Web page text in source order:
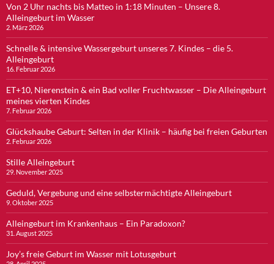
Von 2 Uhr nachts bis Matteo in 1:18 Minuten – Unsere 8.
Alleingeburt im Wasser
2. März 2026
Schnelle & intensive Wassergeburt unseres 7. Kindes – die 5.
Alleingeburt
16. Februar 2026
ET+10, Nierenstein & ein Bad voller Fruchtwasser – Die Alleingeburt
meines vierten Kindes
7. Februar 2026
Glückshaube Geburt: Selten in der Klinik – häufig bei freien Geburten
2. Februar 2026
Stille Alleingeburt
29. November 2025
Geduld, Vergebung und eine selbstermächtigte Alleingeburt
9. Oktober 2025
Alleingeburt im Krankenhaus – Ein Paradoxon?
31. August 2025
Joy’s freie Geburt im Wasser mit Lotusgeburt